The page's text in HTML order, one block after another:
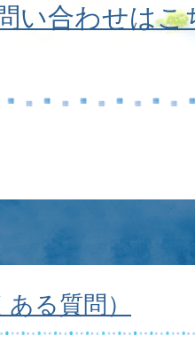
い合わせはこ
る質問）